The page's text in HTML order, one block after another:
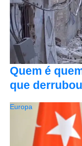
Quem é
que
Europa